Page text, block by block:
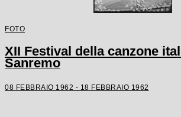
FOTO
XII Festival della canzone
Sanremo
08 FEBBRAIO 1962 - 18 FEBBRAIO 1962